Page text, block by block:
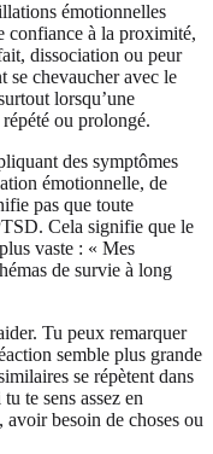
émotionnelles
confiance à la proximité,
dissociation ou peur
se chevaucher avec le
lorsqu’une
ou prolongé.
des symptômes
émotionnelle, de
pas que toute
Cela signifie que le
vaste : « Mes
de survie à long
Tu peux remarquer
semble plus grande
se répètent dans
te sens assez en
avoir besoin de choses ou